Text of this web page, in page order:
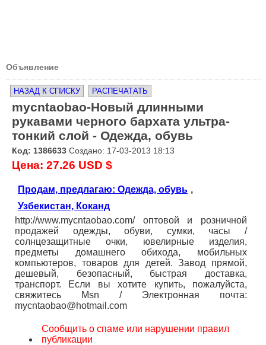
Объявление
НАЗАД К СПИСКУ РАСПЕЧАТАТЬ
mycntaobao-Новый длинными
рукавами черного бархата ультра-
тонкий слой - Одежда, обувь
Код: 1386633 Создано: 17-03-2013 18:13
Цена: 27.26 USD $
Продам, предлагаю: Одежда, обувь ,
Узбекистан, Коканд
http://www.mycntaobao.com/ оптовой и розничной
продажей одежды, обуви, сумки, часы /
солнцезащитные очки, ювелирные изделия,
предметы домашнего обихода, мобильных
компьютеров, товаров для детей. Завод прямой,
дешевый, безопасный, быстрая доставка,
транспорт. Если вы хотите купить, пожалуйста,
свяжитесь Msn / Электронная почта:
mycntaobao@hotmail.com
Сообщить о спаме или нарушении правил
публикации